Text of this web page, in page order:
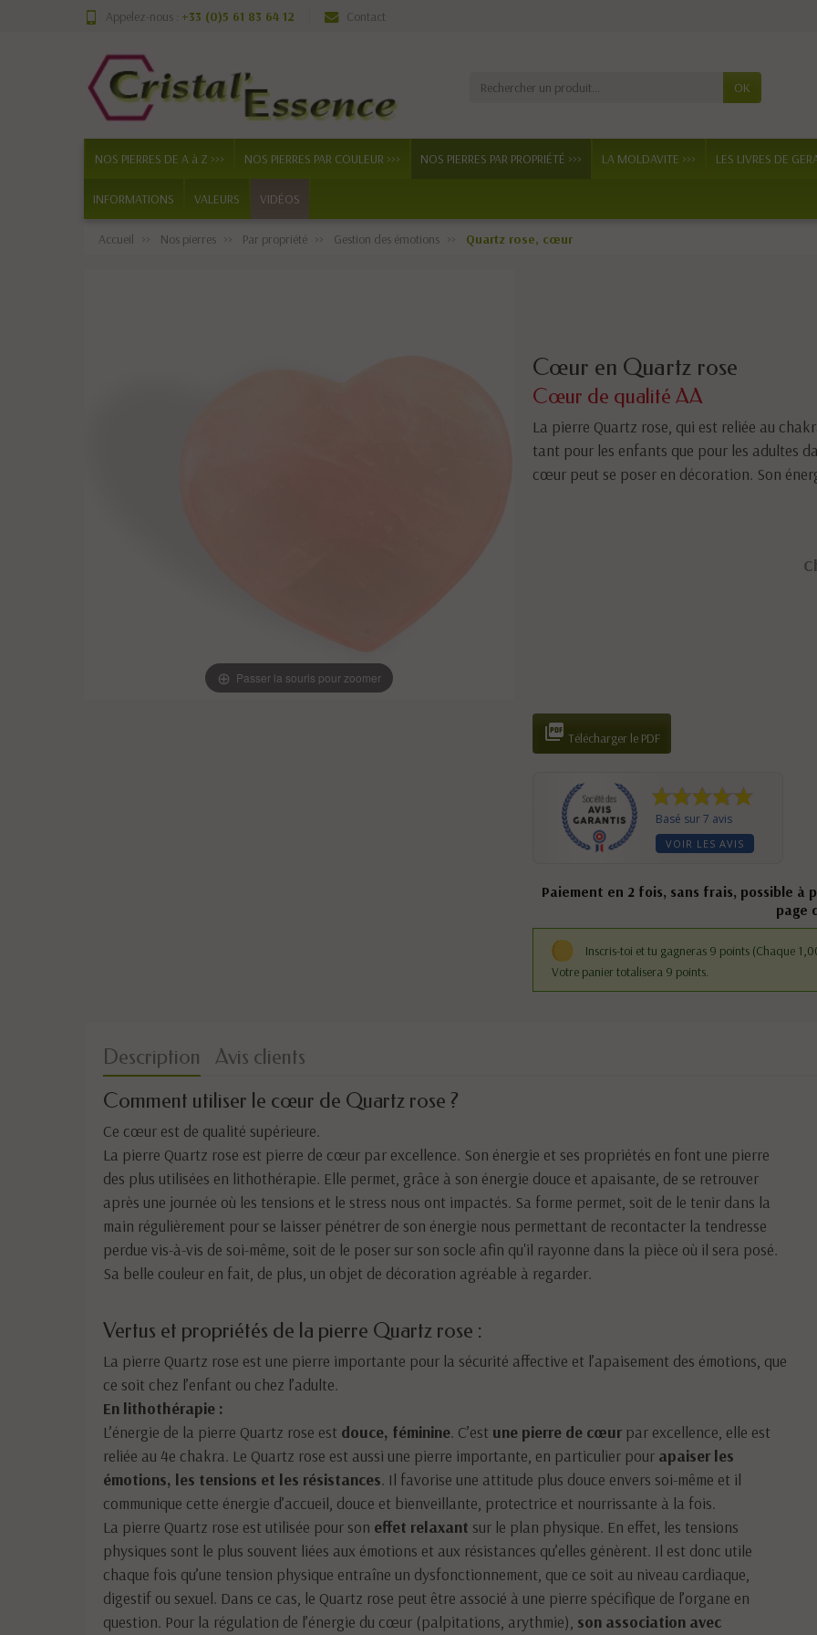
Appelez-nous : +33 (0)5 61 83 64 12 Contact
OK
NOS PIERRES DE A à Z >>> NOS PIERRES PAR COULEUR >>> NOS PIERRES PAR PROPRIÉTÉ >>> LA MOLDAVITE >>> LES LIVRES DE
INFORMATIONS VALEURS VIDÉOS
Accueil Nos pierres Par propriété Gestion des émotions Quartz rose, cœur
Passer la souris pour zoomer
Cœur en Quartz rose
Cœur de qualité AA
La pierre Quartz rose, qui est reliée au
tant pour les enfants que pour les adultes
cœur peut se poser en décoration. Son
 Télécharger le PDF
Basé sur 7 avis
VOIR LES AVIS
Paiement en 2 fois, sans frais, possible
page
Inscris-toi et tu gagneras 9 points (Chaque
Votre panier totalisera 9 points.
Description
Avis clients
Comment utiliser le cœur de Quartz rose ?
Ce cœur est de qualité supérieure.
La pierre Quartz rose est pierre de cœur par excellence. Son énergie et ses propriétés en font une pierre
des plus utilisées en lithothérapie. Elle permet, grâce à son énergie douce et apaisante, de se retrouver
après une journée où les tensions et le stress nous ont impactés. Sa forme permet, soit de le tenir dans la
main régulièrement pour se laisser pénétrer de son énergie nous permettant de recontacter la tendresse
perdue vis-à-vis de soi-même, soit de le poser sur son socle afin qu'il rayonne dans la pièce où il sera posé.
Sa belle couleur en fait, de plus, un objet de décoration agréable à regarder.
Vertus et propriétés de la pierre Quartz rose :
La pierre Quartz rose est une pierre importante pour la sécurité affective et l’apaisement des émotions, que
ce soit chez l’enfant ou chez l’adulte.
En lithothérapie :
L’énergie de la pierre Quartz rose est douce, féminine. C’est une pierre de cœur par excellence, elle est
reliée au 4e chakra. Le Quartz rose est aussi une pierre importante, en particulier pour apaiser les
émotions, les tensions et les résistances. Il favorise une attitude plus douce envers soi-même et il
communique cette énergie d’accueil, douce et bienveillante, protectrice et nourrissante à la fois.
La pierre Quartz rose est utilisée pour son effet relaxant sur le plan physique. En effet, les tensions
physiques sont le plus souvent liées aux émotions et aux résistances qu’elles génèrent. Il est donc utile
chaque fois qu’une tension physique entraîne un dysfonctionnement, que ce soit au niveau cardiaque,
digestif ou sexuel. Dans ce cas, le Quartz rose peut être associé à une pierre spécifique de l’organe en
question. Pour la régulation de l’énergie du cœur (palpitations, arythmie), son association avec